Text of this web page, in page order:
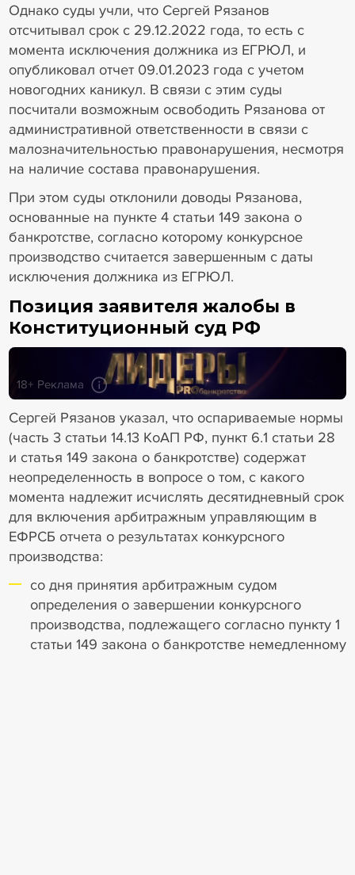
Однако суды учли, что Сергей Рязанов
отсчитывал срок с 29.12.2022 года, то есть с
момента исключения должника из ЕГРЮЛ, и
опубликовал отчет 09.01.2023 года с учетом
новогодних каникул. В связи с этим суды
посчитали возможным освободить Рязанова от
административной ответственности в связи с
малозначительностью правонарушения, несмотря
на наличие состава правонарушения.
При этом суды отклонили доводы Рязанова,
основанные на пункте 4 статьи 149 закона о
банкротстве, согласно которому конкурсное
производство считается завершенным с даты
исключения должника из ЕГРЮЛ.
Позиция заявителя жалобы в
Конституционный суд РФ
18+ Реклама
Сергей Рязанов указал, что оспариваемые нормы
(часть 3 статьи 14.13 КоАП РФ, пункт 6.1 статьи 28
и статья 149 закона о банкротстве) содержат
неопределенность в вопросе о том, с какого
момента надлежит исчислять десятидневный срок
для включения арбитражным управляющим в
ЕФРСБ отчета о результатах конкурсного
производства:
со дня принятия арбитражным судом
определения о завершении конкурсного
производства, подлежащего согласно пункту 1
статьи 149 закона о банкротстве немедленному